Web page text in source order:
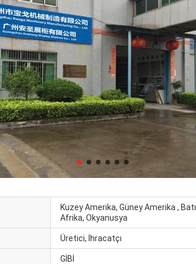
Kuzey Amerika, Güney Amerika ,
Afrika, Okyanusya
Üretici, İhracatçı
GİBİ